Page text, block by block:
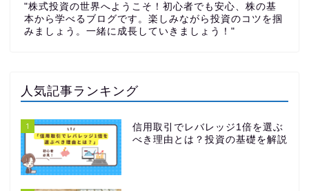
"株式投資の世界へようこそ！初心者でも安心、株の基
本から学べるブログです。楽しみながら投資のコツを掴
みましょう。一緒に成長していきましょう！"
人気記事ランキング
1
信用取引でレバレッジ1倍を選ぶ
べき理由とは？投資の基礎を解説